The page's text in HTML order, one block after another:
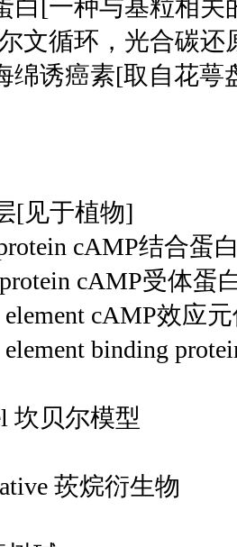
白[一种与基粒相
文循环，光合碳还
绵诱癌素[取自花萼
[见于植物]
cAMP结合蛋
cAMP受体蛋
element cAMP效应
element binding
坎贝尔模型
莰烷衍生物